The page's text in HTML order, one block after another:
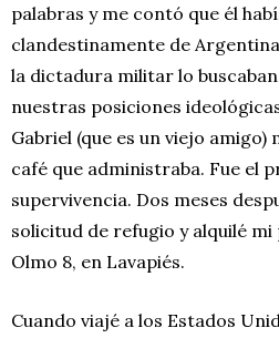
palabras y me contó que él
clandestinamente de
la dictadura militar lo
nuestras posiciones
Gabriel (que es un viejo
café que administraba. Fue el
supervivencia. Dos meses
solicitud de refugio y alquilé
Olmo 8, en Lavapiés.
Cuando viajé a los Estados